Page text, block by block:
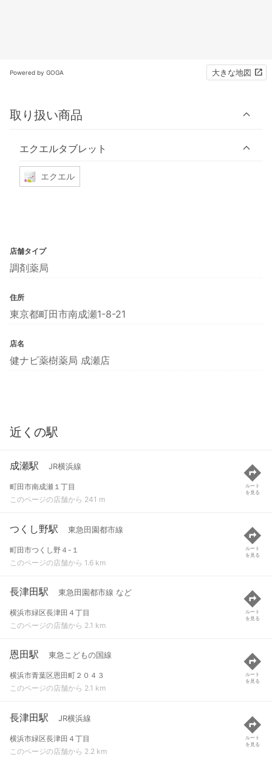
Powered by GOGA 大きな地図
取り扱い商品
エクエルタブレット
エクエル
店舗タイプ
調剤薬局
住所
東京都町田市南成瀬1-8-21
店名
健ナビ薬樹薬局 成瀬店
近くの駅
成瀬駅 JR横浜線
町田市南成瀬１丁目
このページの店舗から 241 m
ルート
を見る
つくし野駅 東急田園都市線
町田市つくし野４-１
このページの店舗から 1.6 km
ルート
を見る
長津田駅 東急田園都市線 など
横浜市緑区長津田４丁目
このページの店舗から 2.1 km
ルート
を見る
恩田駅 東急こどもの国線
横浜市青葉区恩田町２０４３
このページの店舗から 2.1 km
ルート
を見る
長津田駅 JR横浜線
横浜市緑区長津田４丁目
このページの店舗から 2.2 km
ルート
を見る